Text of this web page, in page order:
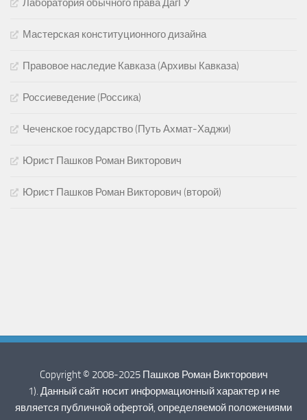
Лаборатория обычного права ДагГУ
Мастерская конституционного дизайна
Правовое наследие Кавказа (Архивы Кавказа)
Россиеведение (Россика)
Чеченское государство (Путь Ахмат-Хаджи)
Юрист Пашков Роман Викторович
Юрист Пашков Роман Викторович (второй)
Copyright © 2008-2025 Пашков Роман Викторович
1). Данный сайт носит информационный характер и не
является публичной офертой, определяемой положениями